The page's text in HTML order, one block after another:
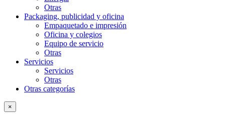
Otras
Packaging, publicidad y oficina
Empaquetado e impresión
Oficina y colegios
Equipo de servicio
Otras
Servicios
Servicios
Otras
Otras categorías
×